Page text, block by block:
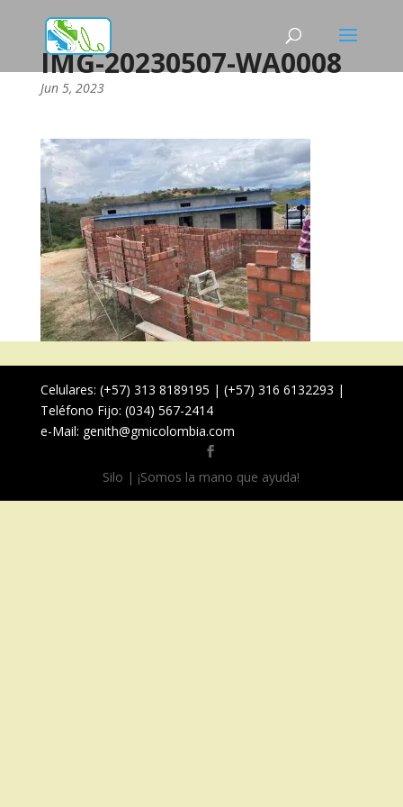
IMG-20230507-WA0008
Jun 5, 2023
Celulares: (+57) 313 8189195 | (+57) 316 6132293 |
Teléfono Fijo: (034) 567-2414
e-Mail: genith@gmicolombia.com
Silo | ¡Somos la mano que ayuda!